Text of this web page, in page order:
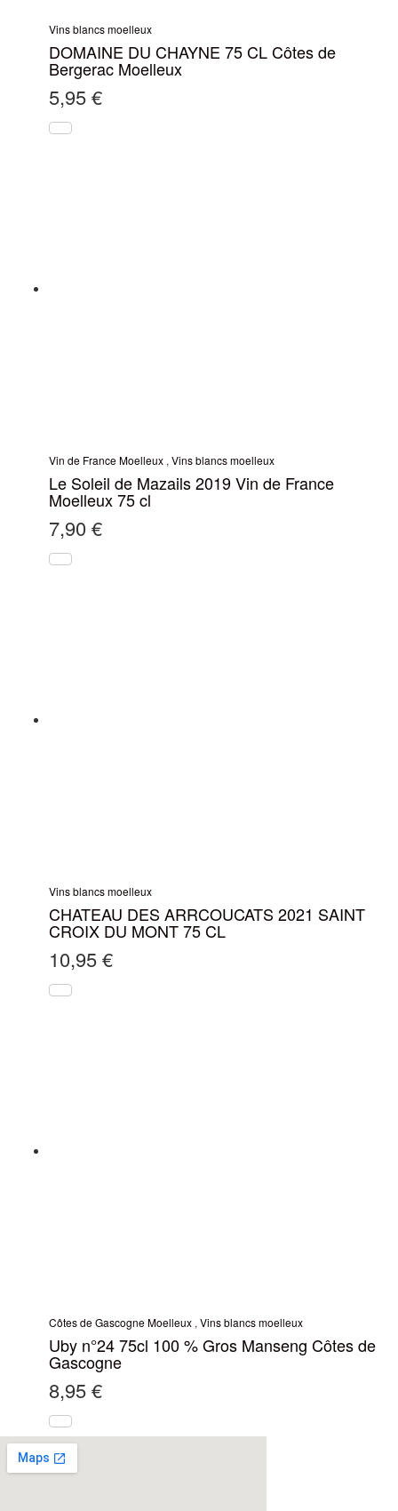
Vins blancs moelleux
DOMAINE DU CHAYNE 75 CL Côtes de
Bergerac Moelleux
5,95€
Vin de France Moelleux , Vins blancs moelleux
Le Soleil de Mazails 2019 Vin de France
Moelleux 75 cl
7,90 €
Vins blancs moelleux
CHATEAU DES ARRCOUCATS 2021 SAINT
CROIX DU MONT 75 CL
10,95€
Côtes de Gascogne Moelleux , Vins blancs moelleux
Uby n°24 75cl 100 % Gros Manseng Côtes de
Gascogne
8,95€